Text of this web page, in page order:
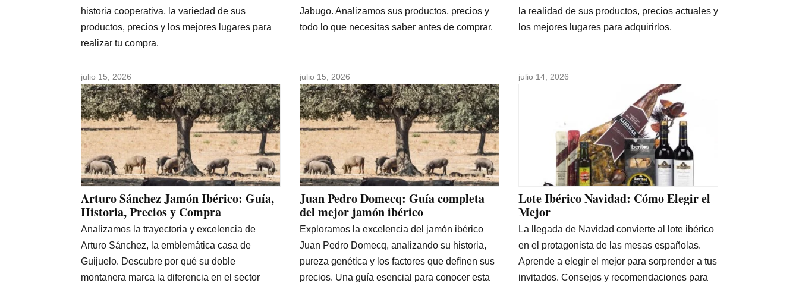
historia cooperativa, la variedad de sus
productos, precios y los mejores lugares para
realizar tu compra.
Jabugo. Analizamos sus productos, precios y
todo lo que necesitas saber antes de comprar.
la realidad de sus productos, precios actuales y
los mejores lugares para adquirirlos.
julio 15, 2026
Arturo Sánchez Jamón Ibérico: Guía,
Historia, Precios y Compra
Analizamos la trayectoria y excelencia de
Arturo Sánchez, la emblemática casa de
Guijuelo. Descubre por qué su doble
montanera marca la diferencia en el sector
julio 15, 2026
Juan Pedro Domecq: Guía completa
del mejor jamón ibérico
Exploramos la excelencia del jamón ibérico
Juan Pedro Domecq, analizando su historia,
pureza genética y los factores que definen sus
precios. Una guía esencial para conocer esta
julio 14, 2026
Lote Ibérico Navidad: Cómo Elegir el
Mejor
La llegada de Navidad convierte al lote ibérico
en el protagonista de las mesas españolas.
Aprende a elegir el mejor para sorprender a tus
invitados. Consejos y recomendaciones para